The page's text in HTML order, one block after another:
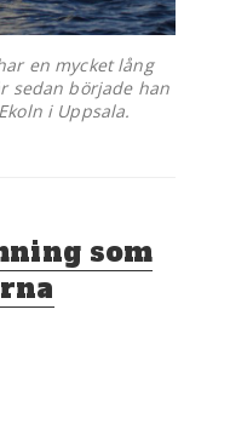
en mycket lång
sedan började han
i Uppsala.
som